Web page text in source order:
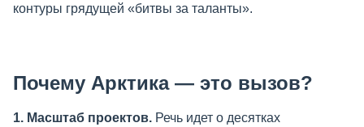
контуры грядущей «битвы за таланты».
Почему Арктика — это вызов?
1. Масштаб проектов. Речь идет о десятках